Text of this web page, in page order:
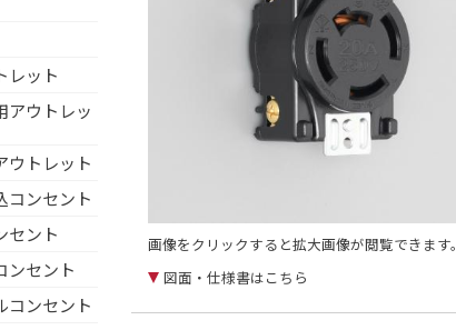
レット
アウトレッ
ウトレット
コンセント
セント
ンセント
コンセント
画像をクリックすると拡大画像が閲覧できます。
図面・仕様書はこちら